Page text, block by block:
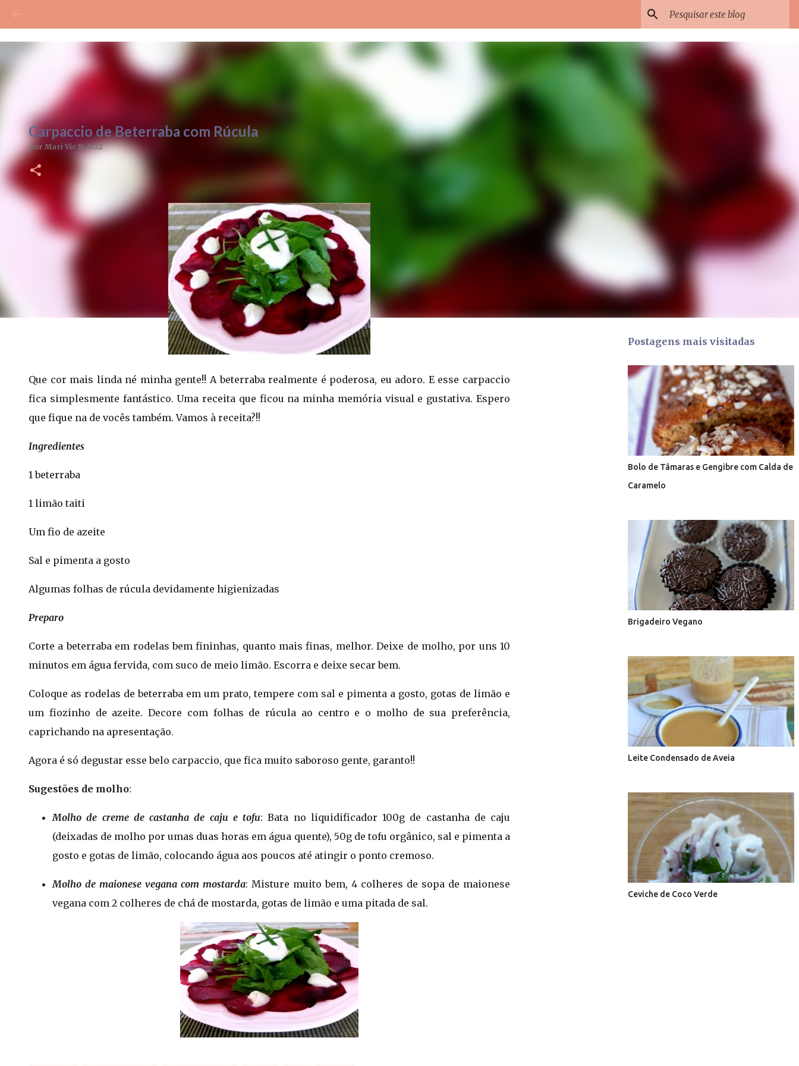
Carpaccio de Beterraba com Rúcula
por Mari Vic14.8.22
Que cor mais linda né minha gente!! A beterraba realmente é poderosa, eu adoro. E esse carpaccio
fica simplesmente fantástico. Uma receita que ficou na minha memória visual e gustativa. Espero
que fique na de vocês também. Vamos à receita?!!
Ingredientes
1 beterraba
1 limão taiti
Um fio de azeite
Sal e pimenta a gosto
Algumas folhas de rúcula devidamente higienizadas
Preparo
Corte a beterraba em rodelas bem fininhas, quanto mais finas, melhor. Deixe de molho, por uns 10
minutos em água fervida, com suco de meio limão. Escorra e deixe secar bem.
Coloque as rodelas de beterraba em um prato, tempere com sal e pimenta a gosto, gotas de limão e
um fiozinho de azeite. Decore com folhas de rúcula ao centro e o molho de sua preferência,
caprichando na apresentação.
Agora é só degustar esse belo carpaccio, que fica muito saboroso gente, garanto!!
Sugestões de molho:
Molho de creme de castanha de caju e tofu: Bata no liquidificador 100g de castanha de caju
(deixadas de molho por umas duas horas em água quente), 50g de tofu orgânico, sal e pimenta a
gosto e gotas de limão, colocando água aos poucos até atingir o ponto cremoso.
Molho de maionese vegana com mostarda: Misture muito bem, 4 colheres de sopa de maionese
vegana com 2 colheres de chá de mostarda, gotas de limão e uma pitada de sal.
Postagens mais visitadas
Bolo de Tâmaras e Gengibre com Calda de
Caramelo
Brigadeiro Vegano
Leite Condensado de Aveia
Ceviche de Coco Verde